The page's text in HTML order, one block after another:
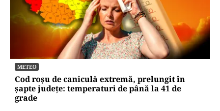
METEO
Cod roșu de caniculă extremă, prelungit în
șapte județe: temperaturi de până la 41 de
grade